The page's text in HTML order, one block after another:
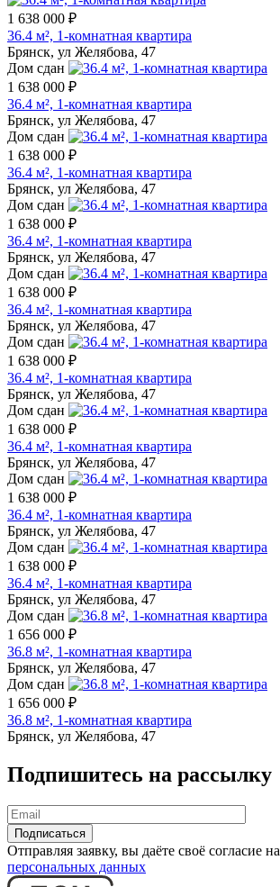
1 638 000 ₽
36.4 м², 1-комнатная квартира
Брянск, ул Желябова, 47
Дом сдан
1 638 000 ₽
36.4 м², 1-комнатная квартира
Брянск, ул Желябова, 47
Дом сдан
1 638 000 ₽
36.4 м², 1-комнатная квартира
Брянск, ул Желябова, 47
Дом сдан
1 638 000 ₽
36.4 м², 1-комнатная квартира
Брянск, ул Желябова, 47
Дом сдан
1 638 000 ₽
36.4 м², 1-комнатная квартира
Брянск, ул Желябова, 47
Дом сдан
1 638 000 ₽
36.4 м², 1-комнатная квартира
Брянск, ул Желябова, 47
Дом сдан
1 638 000 ₽
36.4 м², 1-комнатная квартира
Брянск, ул Желябова, 47
Дом сдан
1 638 000 ₽
36.4 м², 1-комнатная квартира
Брянск, ул Желябова, 47
Дом сдан
1 638 000 ₽
36.4 м², 1-комнатная квартира
Брянск, ул Желябова, 47
Дом сдан
1 656 000 ₽
36.8 м², 1-комнатная квартира
Брянск, ул Желябова, 47
Дом сдан
1 656 000 ₽
36.8 м², 1-комнатная квартира
Брянск, ул Желябова, 47
Подпишитесь на рассылку
Отправляя заявку, вы даёте своё согласие на
персональных данных